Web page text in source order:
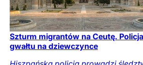
Szturm migrantów na Ceutę.
gwałtu na dziewczynce